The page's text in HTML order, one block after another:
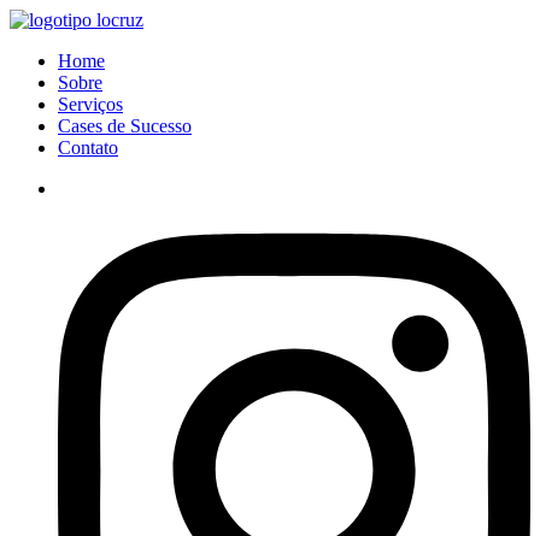
Ir
conteúdo
Menu
Home
Sobre
Serviços
Cases de Sucesso
Contato